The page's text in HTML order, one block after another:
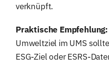
verknüpft.
Praktische Empfehlung:
Umweltziel im UMS
ESG-Ziel oder ESRS-